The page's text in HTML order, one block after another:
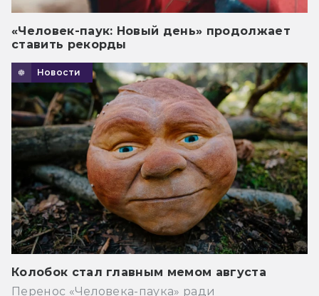
«Человек-паук: Новый день» продолжает
ставить рекорды
Новости
Колобок стал главным мемом августа
Перенос «Человека-паука» ради